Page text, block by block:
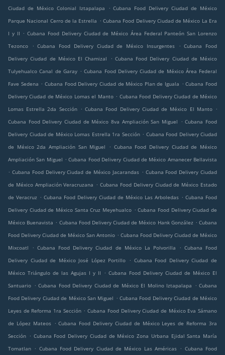
Ciudad de México Colonial Iztapalapa
. Cubana Food Delivery Ciudad de México
Parque Nacional Cerro de la Estrella . Cubana Food Delivery Ciudad de México La Era
I y II . Cubana Food Delivery Ciudad de México Área Federal Panteón San Lorenzo
Tezonco
. Cubana Food Delivery Ciudad de México Insurgentes . Cubana Food
Delivery Ciudad de México El Chamizal
. Cubana Food Delivery Ciudad de México
Tulyehualco Canal de Garay . Cubana Food Delivery Ciudad de México Área Federal
Fave Sedena . Cubana Food Delivery Ciudad de México Plan de Iguala . Cubana Food
Delivery Ciudad de México Lomas el Manto . Cubana Food Delivery Ciudad de México
Lomas Estrella 2da Sección . Cubana Food Delivery Ciudad de México El Manto .
Cubana Food Delivery Ciudad de México 8va Ampliación San Miguel
. Cubana Food
Delivery Ciudad de México Lomas Estrella 1ra Sección . Cubana Food Delivery Ciudad
de México 2da Ampliación San Miguel
. Cubana Food Delivery Ciudad de México
Ampliación San Miguel . Cubana Food Delivery Ciudad de México Amanecer Bellavista
. Cubana Food Delivery Ciudad de México Jacarandas . Cubana Food Delivery Ciudad
de México Ampliación Veracruzana . Cubana Food Delivery Ciudad de México Estado
de Veracruz . Cubana Food Delivery Ciudad de México Las Arboledas . Cubana Food
Delivery Ciudad de México Santa Cruz Meyehualco . Cubana Food Delivery Ciudad de
México Buenavista . Cubana Food Delivery Ciudad de México Hank González . Cubana
Food Delivery Ciudad de México San Antonio . Cubana Food Delivery Ciudad de México
Mixcoatl
. Cubana Food Delivery Ciudad de México La Polvorilla . Cubana Food
Delivery Ciudad de México José López Portillo
. Cubana Food Delivery Ciudad de
México Triángulo de las Agujas I y II
. Cubana Food Delivery Ciudad de México El
Santuario . Cubana Food Delivery Ciudad de México El Molino Iztapalapa . Cubana
Food Delivery Ciudad de México San Miguel . Cubana Food Delivery Ciudad de México
Leyes de Reforma 1ra Sección . Cubana Food Delivery Ciudad de México Eva Sámano
de López Mateos . Cubana Food Delivery Ciudad de México Leyes de Reforma 3ra
Sección . Cubana Food Delivery Ciudad de México Zona Urbana Ejidal Santa María
Tomatlan . Cubana Food Delivery Ciudad de México Las Américas . Cubana Food